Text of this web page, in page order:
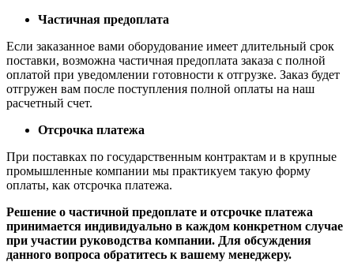
Частичная предоплата
Если заказанное вами оборудование имеет длительный срок
поставки, возможна частичная предоплата заказа с полной
оплатой при уведомлении готовности к отгрузке. Заказ будет
отгружен вам после поступления полной оплаты на наш
расчетный счет.
Отсрочка платежа
При поставках по государственным контрактам и в крупные
промышленные компании мы практикуем такую форму
оплаты, как отсрочка платежа.
Решение о частичной предоплате и отсрочке платежа
принимается индивидуально в каждом конкретном случае
при участии руководства компании. Для обсуждения
данного вопроса обратитесь к вашему менеджеру.